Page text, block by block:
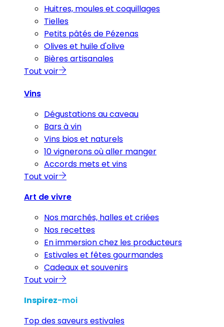
Huitres, moules et coquillages
Tielles
Petits pâtés de Pézenas
Olives et huile d'olive
Bières artisanales
Tout voir
Vins
Dégustations au caveau
Bars à vin
Vins bios et naturels
10 vignerons où aller manger
Accords mets et vins
Tout voir
Art de vivre
Nos marchés, halles et criées
Nos recettes
En immersion chez les producteurs
Estivales et fêtes gourmandes
Cadeaux et souvenirs
Tout voir
Inspirez-moi
Top des saveurs estivales